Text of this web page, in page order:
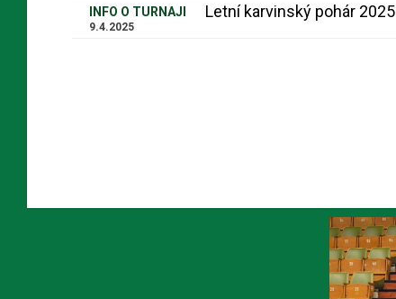
INFO O TURNAJI
9.4.2025
Letní karvinský pohár 2025